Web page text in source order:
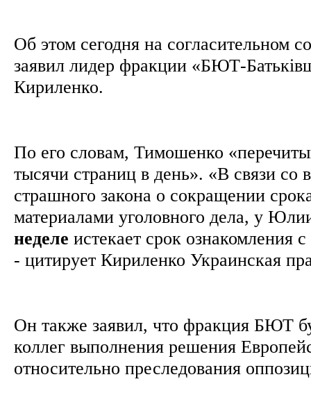
Об этом сегодня на согласительном
заявил лидер фракции «БЮТ-
Кириленко.
По его словам, Тимошенко
тысячи страниц в день». «В связи со
страшного закона о сокращении
материалами уголовного дела, у
неделе истекает срок ознакомления
- цитирует Кириленко Украинская
Он также заявил, что фракция БЮТ
коллег выполнения решения
относительно преследования